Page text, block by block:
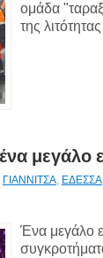
ομάδα
της
μεγάλο
ΓΙΑΝΝΙΤΣΑ, ΕΔΕΣΣΑ
Ένα μεγάλο